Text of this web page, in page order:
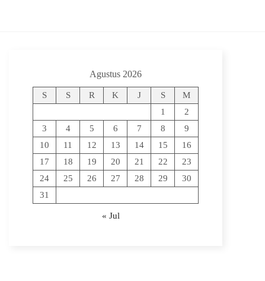
Agustus 2026
S S R K J S
M
1
2
3
4 5 6 7 8
9
10
11 12 13 14 15
16
17
18 19 20 21 22
23
24
25 26 27 28 29
30
31
« Jul